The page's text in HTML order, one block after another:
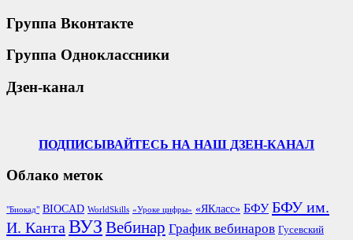
Группа Вконтакте
Группа Одноклассники
Дзен-канал
ПОДПИСЫВАЙТЕСЬ НА НАШ ДЗЕН-КАНАЛ
Облако меток
"Биокад" BIOCAD WorldSkills «Уроке цифры» «ЯКласс» БФУ БФУ им.
И. Канта ВУЗ Вебинар График вебинаров Гусевский